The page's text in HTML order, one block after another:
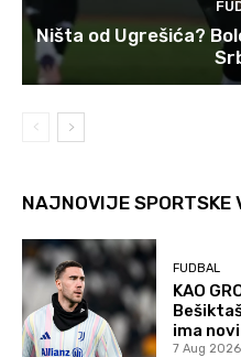
Ništa od Ugrešića?
NAJNOVIJE SPORTSKE
FUDBAL
KAO
ima
7 Aug